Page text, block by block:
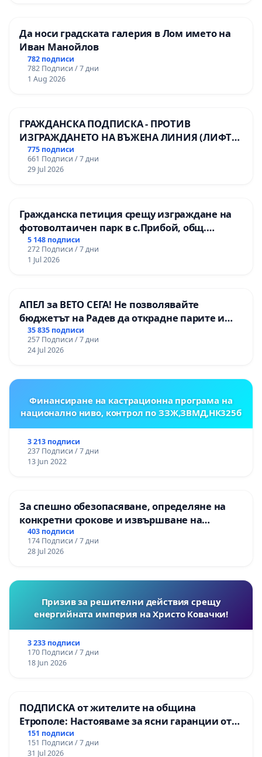
Да носи градската галерия в Лом името на
Иван Манойлов
782 подписи
782 Подписи / 7 дни
1 Aug 2026
ГРАЖДАНСКА ПОДПИСКА - ПРОТИВ
ИЗГРАЖДАНЕТО НА ВЪЖЕНА ЛИНИЯ (ЛИФТ)
НА ТЕРИТОРИЯТА НА ПРИРОДНА
ЗАБЕЛЕЖИТЕЛНОСТ „ХЪЛМ НА
ОСВОБОДИТЕЛИТЕ“ (БУНАРДЖИК)
775 подписи
661 Подписи / 7 дни
29 Jul 2026
Гражданска петиция срещу изграждане на
фотоволтаичен парк в с.Прибой, общ.
Радомир
5 148 подписи
272 Подписи / 7 дни
1 Jul 2026
АПЕЛ за ВЕТО СЕГА! Не позволявайте
бюджетът на Радев да открадне парите и
правата ни в тъмното
35 835 подписи
257 Подписи / 7 дни
24 Jul 2026
Финансиране на кастрационна програма на
национално ниво, контрол по ЗЗЖ,ЗВМД,НК325б
3 213 подписи
237 Подписи / 7 дни
13 Jun 2022
За спешно обезопасяване, определяне на
конкретни срокове и извършване на
цялостна рехабилитация на
републиканския път между пътен възел АМ
„Тракия“ - гр. Ихтиман - с. Мирово - к.к.
403 подписи
174 Подписи / 7 дни
28 Jul 2026
Призив за решителни действия срещу
енергийната империя на Христо Ковачки!
3 233 подписи
170 Подписи / 7 дни
18 Jun 2026
ПОДПИСКА от жителите на община
Етрополе: Настояваме за ясни гаранции от
“Елаците-МЕД” АД и от държавата, че ще се
изпълнят всички екологични норми!
151 подписи
151 Подписи / 7 дни
31 Jul 2026